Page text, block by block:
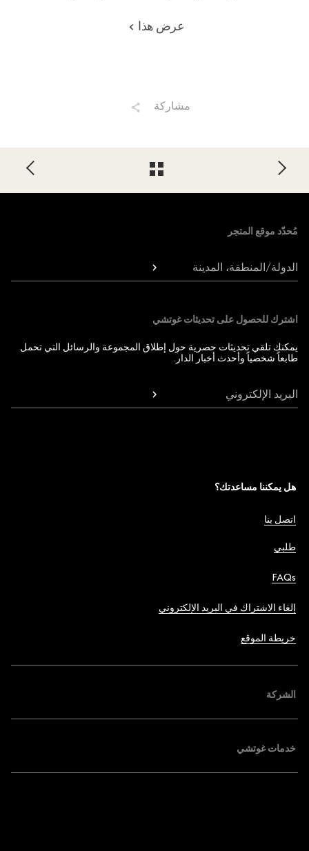
عرض هذا
مشاركة
مُحدّد موقع المتجر
الدولة/المنطقة، المدينة
اشترك للحصول على تحديثات غوتشي
يمكنك تلقي تحديثات حصرية حول إطلاق المجموعة والرسائل التي تحمل
طابعاً شخصياً وأحدث أخبار الدار.
البريد الإلكتروني
هل يمكننا مساعدتك؟
اتصل بنا
طلبي
FAQs
إلغاء الاشتراك في البريد الإلكتروني
خريطة الموقع
الشركة
خدمات غوتشي